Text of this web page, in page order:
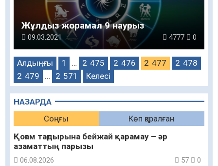
НАЗАРДА
Соңғы
Көп қаралған
Қоғам тағдырына бейжай қарамау – әр
азаматтың парызы
06.08.2026 57 0
Жұлдыз жорамал 9 наурыз
09.03.2021 4777 0
Алдыңғы 1 … 2 475 2 476 2 477
2 478
2 479
… 2 571 Келесі